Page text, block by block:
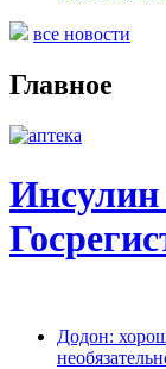
все новости
Главное
Инсулин
Додон: